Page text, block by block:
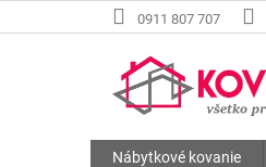
na
0911 807 707
Nábytkové kovanie